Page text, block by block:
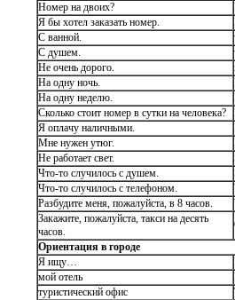
Номер на двоих?
Я бы хотел заказать номер.
С ванной.
С душем.
Не очень дорого.
На одну ночь.
На одну неделю.
Сколько стоит номер в сутки на человека?
Я оплачу наличными.
Мне нужен утюг.
Не работает свет.
Что-то случилось с душем.
Что-то случилось с телефоном.
Разбудите меня, пожалуйста, в 8 часов.
Закажите, пожалуйста, такси на десять
часов.
Ориентация в городе
Я ищу…
мой отель
туристический офис